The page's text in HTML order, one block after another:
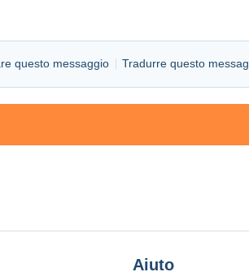
questo messaggio Tradurre questo
Aiuto